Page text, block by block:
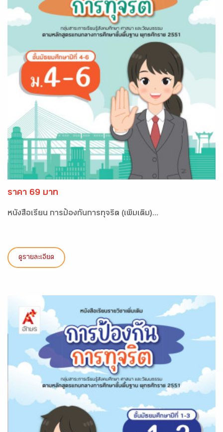
ราคา 69 บาท
หนังสือเรียน การป้องกันการทุจริต (เพิ่มเติม)...
ดูรายละเอียด